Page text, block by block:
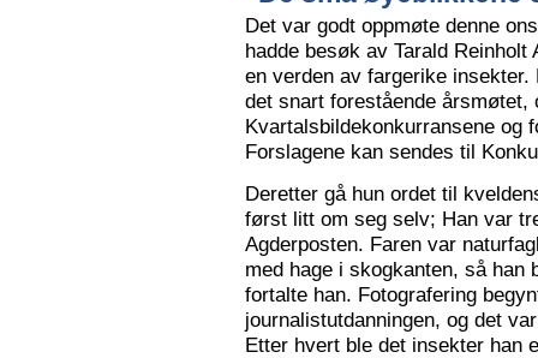
Det var godt oppmøte denne
hadde besøk av Tarald
en verden av fargerike
det snart forestående
Kvartalsbildekonkurransene og
Forslagene kan sendes til
Deretter gå hun ordet til
først litt om seg selv; Han var
Agderposten. Faren var
med hage i skogkanten, så han
fortalte han. Fotografering
journalistutdanningen, og det
Etter hvert ble det insekter han